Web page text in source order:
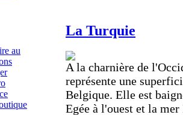
La Turquie
A la charnière de
représente une
Belgique. Elle est
Egée à l'ouest et la
au